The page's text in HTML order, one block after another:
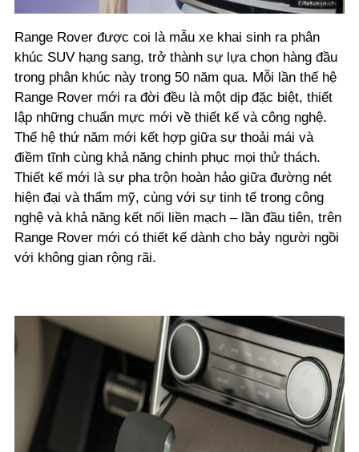
Range Rover được coi là mẫu xe khai sinh ra phân
khúc SUV hạng sang, trở thành sự lựa chọn hàng đầu
trong phân khúc này trong 50 năm qua. Mỗi lần thế hệ
Range Rover mới ra đời đều là một dịp đặc biệt, thiết
lập những chuẩn mực mới về thiết kế và công nghệ.
Thế hệ thứ năm mới kết hợp giữa sự thoải mái và
điềm tĩnh cùng khả năng chinh phục mọi thử thách.
Thiết kế mới là sự pha trộn hoàn hảo giữa đường nét
hiện đại và thẩm mỹ, cùng với sự tinh tế trong công
nghệ và khả năng kết nối liền mạch – lần đầu tiên, trên
Range Rover mới có thiết kế dành cho bảy người ngồi
với không gian rộng rãi.